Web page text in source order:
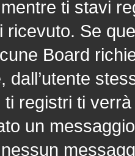
ti stavi
ricevuto. Se
Board
dall’utente
registri ti
un